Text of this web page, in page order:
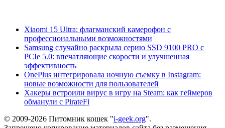
Xiaomi 15 Ultra: флагманский камерофон с
профессиональными возможностями
Samsung случайно раскрыла серию SSD 9100 PRO с
PCIe 5.0: впечатляющие скорости и улучшенная
эффективность
OnePlus интегрировала ночную съемку в Instagram:
новые возможности для пользователей
Хакеры встроили вирус в игру на Steam: как геймеров
обманули с PirateFi
© 2009-2026 Питомник кошек "i-geek.org".